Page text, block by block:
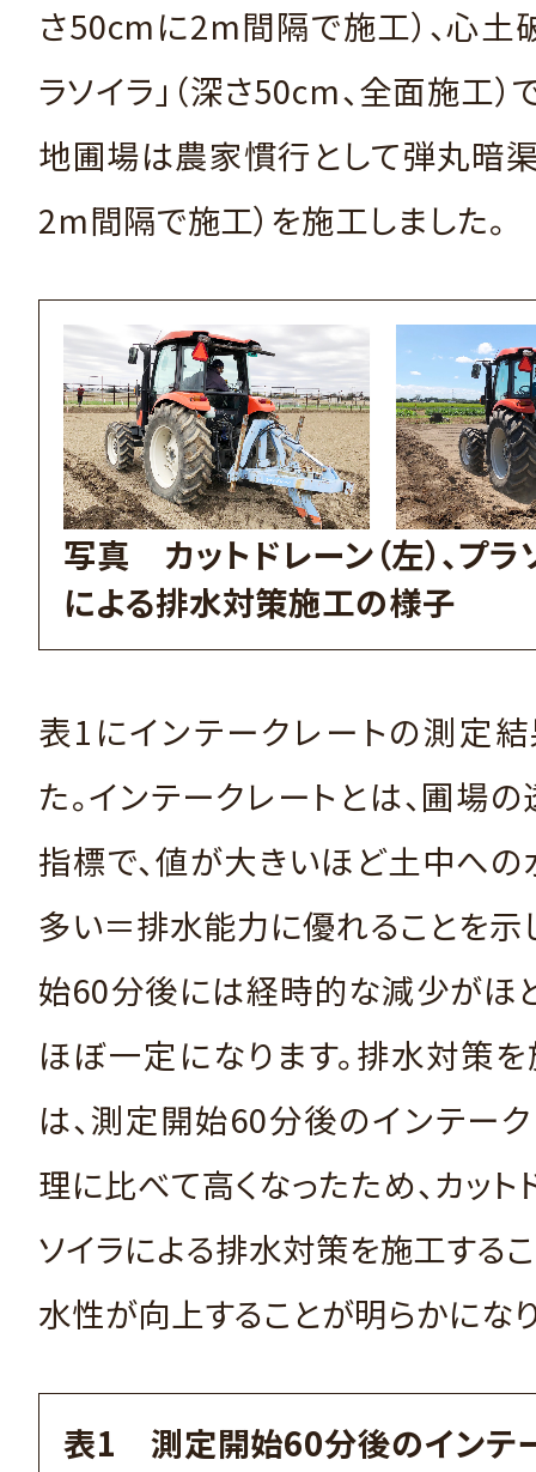
さ50cmに2m間隔で施工）、心土
ラソイラ」（深さ50cm、全面施工）
地圃場は農家慣行として弾丸暗
2m間隔で施工）を施工しました。
写真 カットドレーン（左）、プラ
による排水対策施工の様子
表1にインテークレートの測定
た。インテークレートとは、圃場
指標で、値が大きいほど土中へ
多い＝排水能力に優れることを示
始60分後には経時的な減少がほ
ほぼ一定になります。排水対策
は、測定開始60分後のインテー
理に比べて高くなったため、カット
ソイラによる排水対策を施工する
水性が向上することが明らかにな
表1 測定開始60分後のインテ